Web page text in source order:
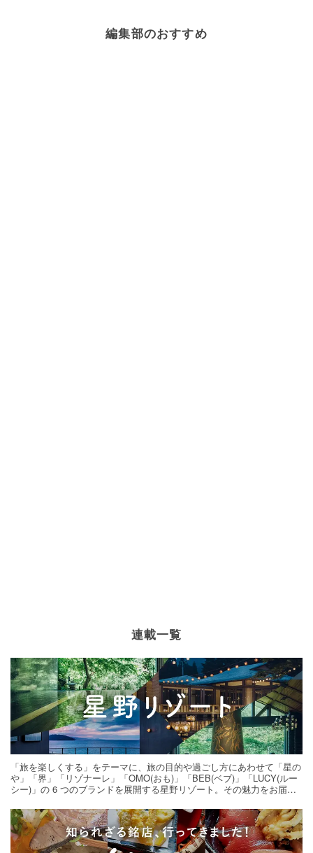
編集部のおすすめ
連載一覧
「旅を楽しくする」をテーマに、旅の目的や過ごし方にあわせて「星の
や」「界」「リゾナーレ」「OMO(おも)」「BEB(ベブ)」「LUCY(ルー
シー)」の 6 つのブランドを展開する星野リゾート。その魅力をお届け